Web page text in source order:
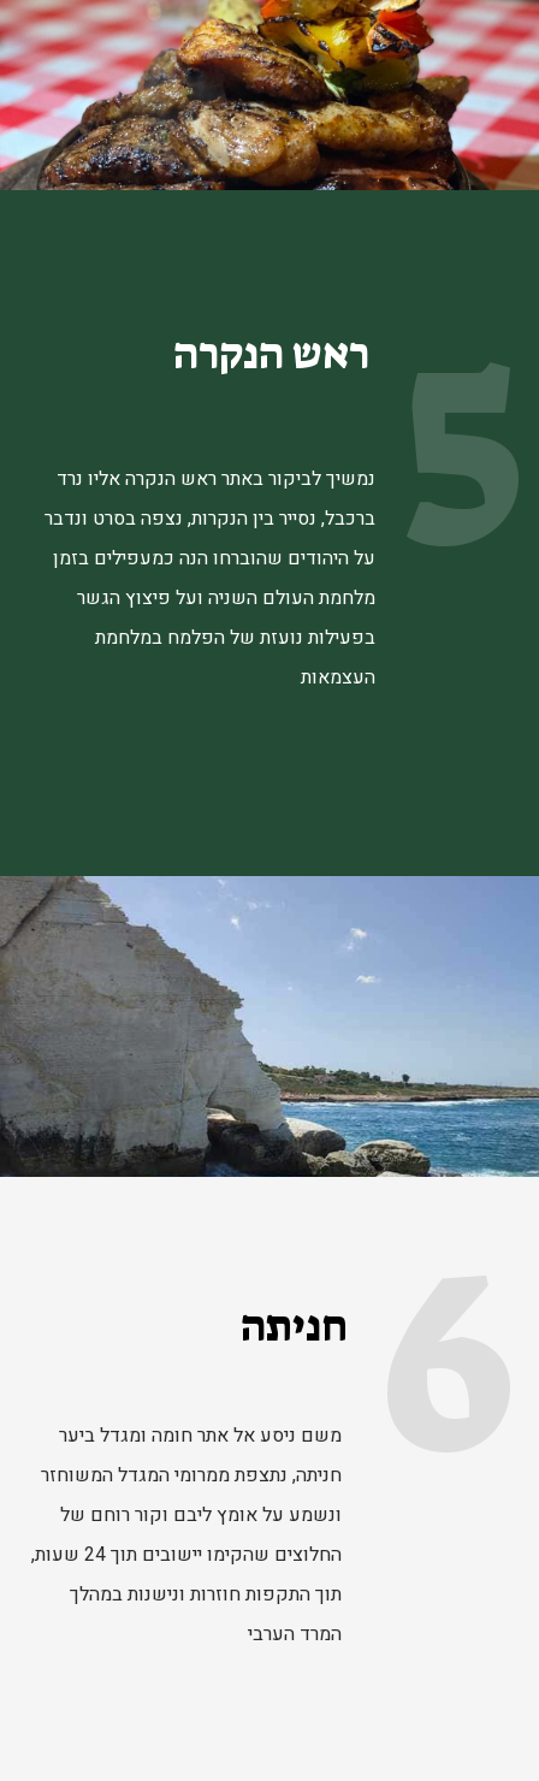
5 ראש הנקרה
נמשיך לביקור באתר ראש הנקרה אליו נרד
ברכבל, נסייר בין הנקרות, נצפה בסרט ונדבר
על היהודים שהוברחו הנה כמעפילים בזמן
מלחמת העולם השניה ועל פיצוץ הגשר
בפעילות נועזת של הפלמח במלחמת
העצמאות
חניתה
משם ניסע אל אתר חומה ומגדל ביער
חניתה, נתצפת ממרומי המגדל המשוחזר
ונשמע על אומץ ליבם וקור רוחם של
החלוצים שהקימו יישובים תוך 24 שעות,
תוך התקפות חוזרות ונישנות במהלך
המרד הערבי